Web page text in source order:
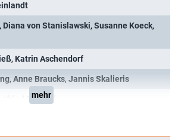
, Diana von Stanislawski, Susanne Koeck,
, Katrin Aschendorf
, Anne Braucks, Jannis Skalieris
Sellentin
mehr